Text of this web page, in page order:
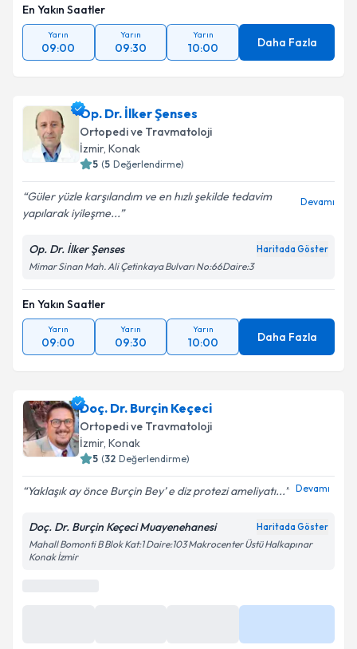
En Yakın Saatler
Yarın
09:00
Yarın
09:30
Yarın
10:00 Daha Fazla
Op. Dr. İlker Şenses
Ortopedi ve Travmatoloji
İzmir, Konak
5 (5 Değerlendirme)
Güler yüzle karşılandım ve en hızlı şekilde tedavim
yapılarak iyileşme...
Devamı
Op. Dr. İlker Şenses Haritada Göster
Mimar Sinan Mah. Ali Çetinkaya Bulvarı No:66Daire:3
En Yakın Saatler
Yarın
09:00
Yarın
09:30
Yarın
10:00 Daha Fazla
Doç. Dr. Burçin Keçeci
Ortopedi ve Travmatoloji
İzmir, Konak
5 (32 Değerlendirme)
Yaklaşık ay önce Burçin Bey’ e diz protezi ameliyatı... Devamı
Doç. Dr. Burçin Keçeci Muayenehanesi Haritada Göster
Mahall Bomonti B Blok Kat:1 Daire:103 Makrocenter Üstü Halkapınar
Konak İzmir